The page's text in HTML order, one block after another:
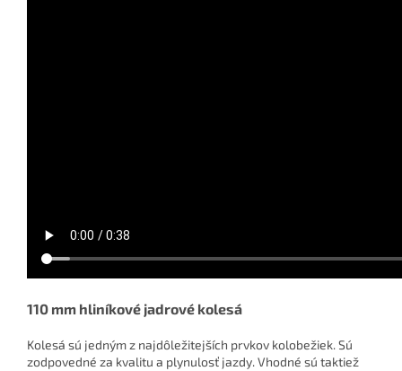
110 mm hliníkové jadrové kolesá
Kolesá sú jedným z najdôležitejších prvkov kolobežiek. Sú
zodpovedné za kvalitu a plynulosť jazdy. Vhodné sú taktiež